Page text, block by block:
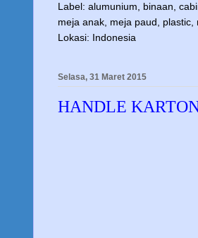
Label: alumunium, binaan,
meja anak, meja paud, plastic,
Lokasi: Indonesia
Selasa, 31 Maret 2015
HANDLE